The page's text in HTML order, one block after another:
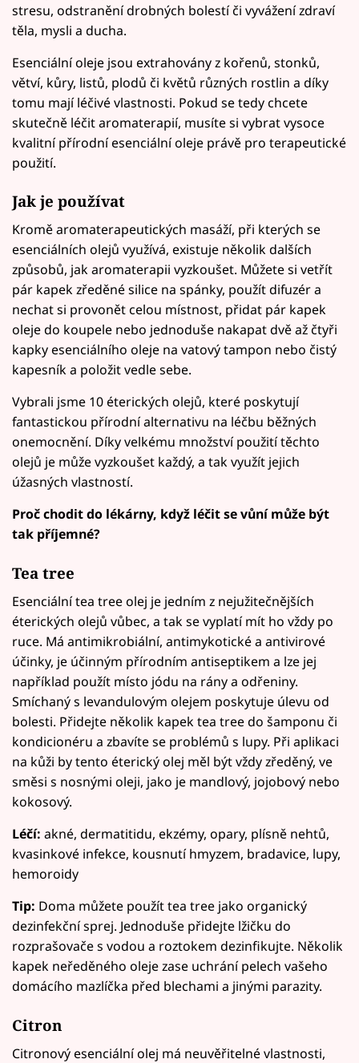
stresu, odstranění drobných bolestí či vyvážení zdraví
těla, mysli a ducha.
Esenciální oleje jsou extrahovány z kořenů, stonků,
větví, kůry, listů, plodů či květů různých rostlin a díky
tomu mají léčivé vlastnosti. Pokud se tedy chcete
skutečně léčit aromaterapií, musíte si vybrat vysoce
kvalitní přírodní esenciální oleje právě pro terapeutické
použití.
Jak je používat
Kromě aromaterapeutických masáží, při kterých se
esenciálních olejů využívá, existuje několik dalších
způsobů, jak aromaterapii vyzkoušet. Můžete si vetřít
pár kapek zředěné silice na spánky, použít difuzér a
nechat si provonět celou místnost, přidat pár kapek
oleje do koupele nebo jednoduše nakapat dvě až čtyři
kapky esenciálního oleje na vatový tampon nebo čistý
kapesník a položit vedle sebe.
Vybrali jsme 10 éterických olejů, které poskytují
fantastickou přírodní alternativu na léčbu běžných
onemocnění. Díky velkému množství použití těchto
olejů je může vyzkoušet každý, a tak využít jejich
úžasných vlastností.
Proč chodit do lékárny, když léčit se vůní může být
tak příjemné?
Tea tree
Esenciální tea tree olej je jedním z nejužitečnějších
éterických olejů vůbec, a tak se vyplatí mít ho vždy po
ruce. Má antimikrobiální, antimykotické a antivirové
účinky, je účinným přírodním antiseptikem a lze jej
například použít místo jódu na rány a odřeniny.
Smíchaný s levandulovým olejem poskytuje úlevu od
bolesti. Přidejte několik kapek tea tree do šamponu či
kondicionéru a zbavíte se problémů s lupy. Při aplikaci
na kůži by tento éterický olej měl být vždy zředěný, ve
směsi s nosnými oleji, jako je mandlový, jojobový nebo
kokosový.
Léčí: akné, dermatitidu, ekzémy, opary, plísně nehtů,
kvasinkové infekce, kousnutí hmyzem, bradavice, lupy,
hemoroidy
Tip: Doma můžete použít tea tree jako organický
dezinfekční sprej. Jednoduše přidejte lžičku do
rozprašovače s vodou a roztokem dezinfikujte. Několik
kapek neředěného oleje zase uchrání pelech vašeho
domácího mazlíčka před blechami a jinými parazity.
Citron
Citronový esenciální olej má neuvěřitelné vlastnosti,